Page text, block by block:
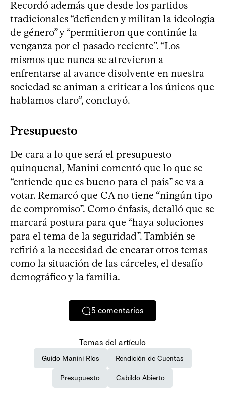
Recordó además que desde los partidos
tradicionales “defienden y militan la ideología
de género” y “permitieron que continúe la
venganza por el pasado reciente”. “Los
mismos que nunca se atrevieron a
enfrentarse al avance disolvente en nuestra
sociedad se animan a criticar a los únicos que
hablamos claro”, concluyó.
Presupuesto
De cara a lo que será el presupuesto
quinquenal, Manini comentó que lo que se
“entiende que es bueno para el país” se va a
votar. Remarcó que CA no tiene “ningún tipo
de compromiso”. Como énfasis, detalló que se
marcará postura para que “haya soluciones
para el tema de la seguridad”. También se
refirió a la necesidad de encarar otros temas
como la situación de las cárceles, el desafío
demográfico y la familia.
5 comentarios
Temas del artículo
Guido Manini Ríos Rendición de Cuentas
Presupuesto Cabildo Abierto